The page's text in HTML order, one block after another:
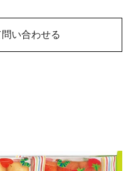
い合わせる